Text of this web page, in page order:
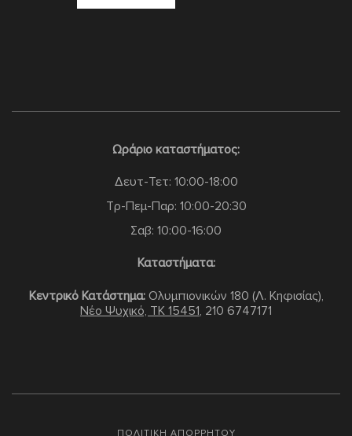
Ωράριο καταστήματος:
Δευτ-Τετ: 10:00-18:00
Τρ-Πεμ-Παρ: 10:00-20:30
Σαβ: 10:00-16:00
Καταστήματα:
Κεντρικό Κατάστημα:Ολυμπιονικών 180 (Λ. Κηφισίας),
Νέο Ψυχικό, TK 15451, 210 6747171
ΠΟΛΙΤΙΚΗ ΑΠΟΡΡΗΤΟΥ